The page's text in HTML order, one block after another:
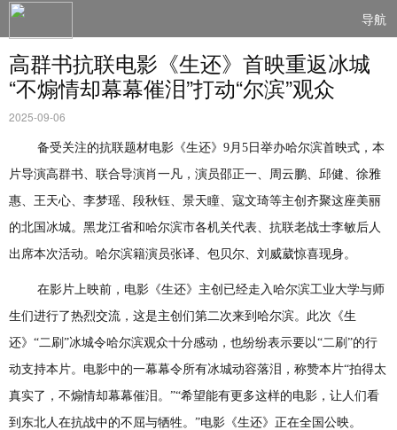
导航
高群书抗联电影《生还》首映重返冰城
“不煽情却幕幕催泪”打动“尔滨”观众
2025-09-06
备受关注的抗联题材电影《生还》 9月5日举办哈尔滨首映式， 本
片导演高群书、联合导演肖一凡，演员邵正一、周云鹏、邱健、徐雅
惠、王天心、李梦瑶、段秋钰、景天瞳、寇文琦等主创齐聚这座美丽
的北国冰城。黑龙江省和哈尔滨市各机关代表、抗联老战士李敏后人
出席本次活动。哈尔滨籍演员张译、包贝尔、刘威葳惊喜现身。
在影片上映前，电影《生还》主创已经走入哈尔滨工业大学与师
生们进行了热烈交流 ，这是主创们第二次来到哈尔滨。 此次《生
还》 “二刷”冰城令哈尔滨观众十分感动，也纷纷表示要以“二刷”的行
动支持本片。 电影中的一幕幕令所有冰城动容落泪 ，称赞本片“拍得太
真实了， 不煽情却幕幕催泪。 ”“希望能有更多这样的电影， 让人们看
到东北人在抗战中的不屈与牺牲。 ”电影《生还》正在全国公映。